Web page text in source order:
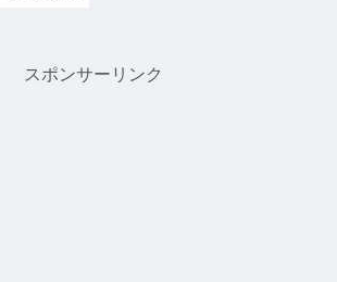
スポンサーリンク